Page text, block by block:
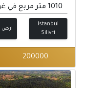
1010 متر مربع في غوموشياكا – سيلفري
Istanbul
Silivri
ارض
200000